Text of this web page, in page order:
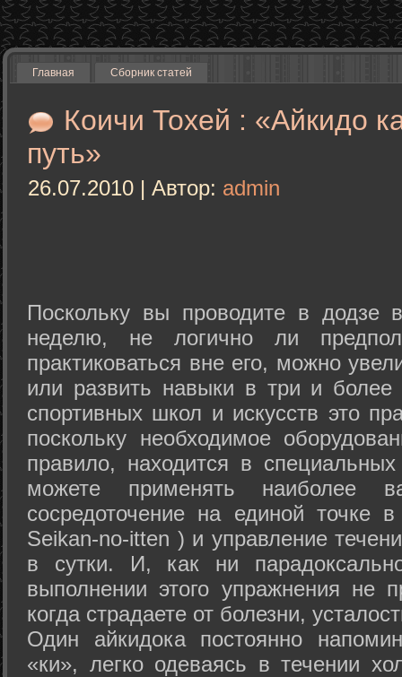
Главная Сборник статей
Коичи Тохей : «Айкидо
путь»
26.07.2010 | Автор: admin
Поскольку вы проводите в додзе
неделю, не логично ли
практиковаться вне его, можно
или развить навыки в три и
спортивных школ и искусств это
поскольку необходимое
правило, находится в
можете применять наиболее
сосредоточение на единой точке
Seikan-­no-­itten ) и управление
в сутки. И, как ни
выполнении этого упражнения не
когда страдаете от болезни,
Один айкидока постоянно
«ки», легко одеваясь в течении